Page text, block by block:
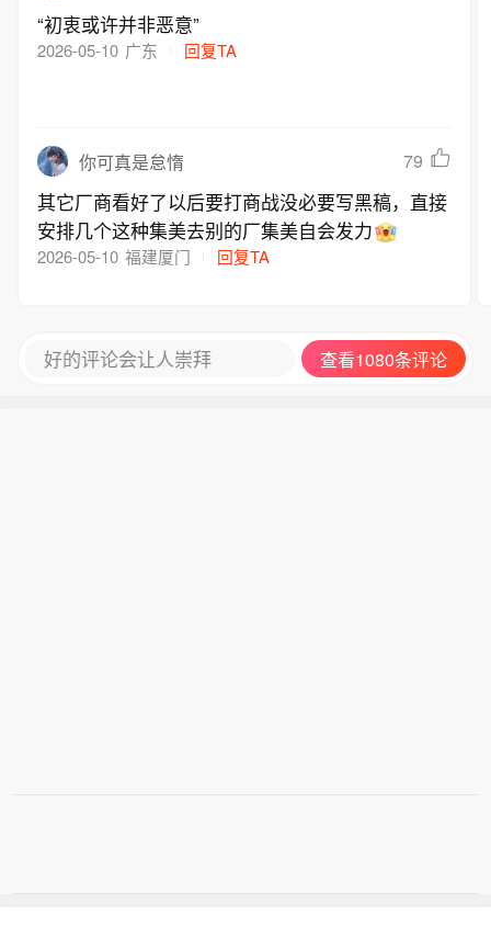
“初衷或许并非恶意”
2026-05-10 广东 回复TA
你可真是怠惰 79
其它厂商看好了以后要打商战没必要写黑稿，直接
安排几个这种集美去别的厂集美自会发力
2026-05-10 福建厦门 回复TA
好的评论会让人崇拜 查看1080条评论